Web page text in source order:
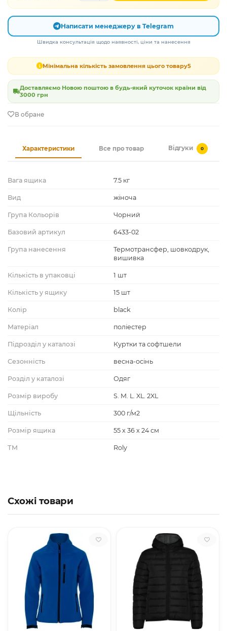
Написати менеджеру в Telegram
Швидка консультація щодо наявності, ціни та нанесення
Мінімальна кількість замовлення цього товару5
Доставляємо Новою поштою в будь-який куточок країни від
3000 грн
В обране
Характеристики Все про товар Відгуки 0
Вага ящика 7.5 кг
Вид жіноча
Група Кольорів Чорний
Базовий артикул 6433-02
Група нанесення
Термотрансфер, шовкодрук,
вишивка
Кількість в упаковці 1 шт
Кількість у ящику 15 шт
Колір black
Матеріал поліестер
Підрозділ у каталозі Куртки та софтшели
Сезонність весна-осінь
Розділ у каталозі Одяг
Розмір виробу S. M. L. XL. 2XL
Щільність 300 г/м2
Розмір ящика 55 х 36 х 24 см
ТМ Roly
Схожі товари